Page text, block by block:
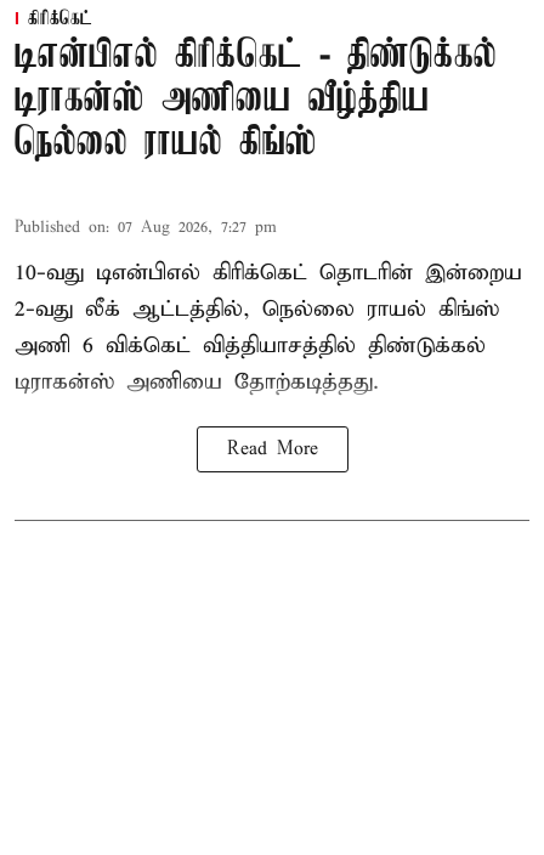
கிரிக்கெட்
டிஎன்பிஎல் கிரிக்கெட் - திண்டுக்கல்
டிராகன்ஸ் அணியை வீழ்த்திய
நெல்லை ராயல் கிங்ஸ்
Published on: 07 Aug 2026, 7:27 pm
10-வது டிஎன்பிஎல் கிரிக்கெட் தொடரின் இன்றைய
2-வது லீக் ஆட்டத்தில், நெல்லை ராயல் கிங்ஸ்
அணி 6 விக்கெட் வித்தியாசத்தில் திண்டுக்கல்
டிராகன்ஸ் அணியை தோற்கடித்தது.
Read More